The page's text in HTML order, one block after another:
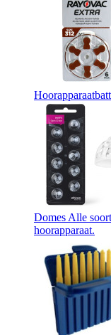
Domes Alle
hoorapparaat.